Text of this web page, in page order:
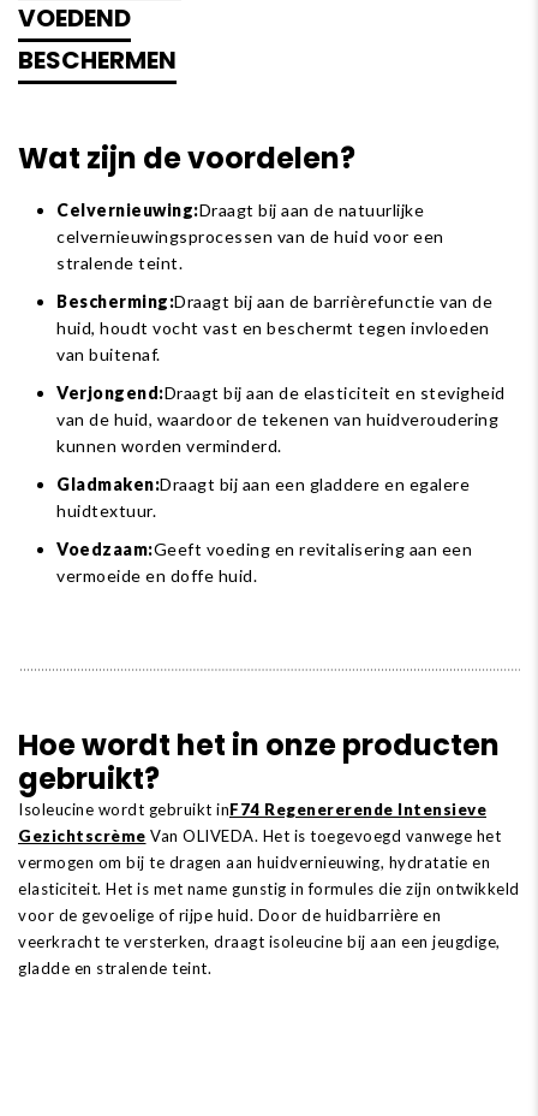
VOEDEND
BESCHERMEN
Wat zijn de voordelen?
Celvernieuwing:Draagt ​​bij aan de natuurlijke
celvernieuwingsprocessen van de huid voor een
stralende teint.
Bescherming:Draagt ​​bij aan de barrièrefunctie van de
huid, houdt vocht vast en beschermt tegen invloeden
van buitenaf.
Verjongend:Draagt ​​bij aan de elasticiteit en stevigheid
van de huid, waardoor de tekenen van huidveroudering
kunnen worden verminderd.
Gladmaken:Draagt ​​bij aan een gladdere en egalere
huidtextuur.
Voedzaam:Geeft voeding en revitalisering aan een
vermoeide en doffe huid.
Hoe wordt het in onze producten
gebruikt?
Isoleucine wordt gebruikt inF74 Regenererende Intensieve
Gezichtscrème Van OLIVEDA. Het is toegevoegd vanwege het
vermogen om bij te dragen aan huidvernieuwing, hydratatie en
elasticiteit. Het is met name gunstig in formules die zijn ontwikkeld
voor de gevoelige of rijpe huid. Door de huidbarrière en
veerkracht te versterken, draagt ​​isoleucine bij aan een jeugdige,
gladde en stralende teint.